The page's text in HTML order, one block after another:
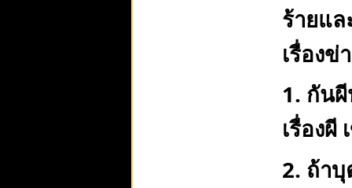
ร้ายแ
เรื่อง
1. กัน
เรื่องผี
2. ถ้า